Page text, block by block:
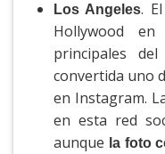
Los Angeles.
Hollywood
principales
convertida uno
en Instagram.
en esta red
aunque la foto